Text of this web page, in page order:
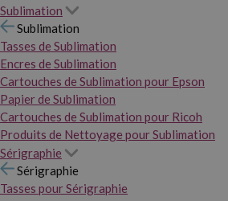
Sublimation
Sublimation
Tasses de Sublimation
Encres de Sublimation
Cartouches de Sublimation pour Epson
Papier de Sublimation
Cartouches de Sublimation pour Ricoh
Produits de Nettoyage pour Sublimation
Sérigraphie
Sérigraphie
Tasses pour Sérigraphie